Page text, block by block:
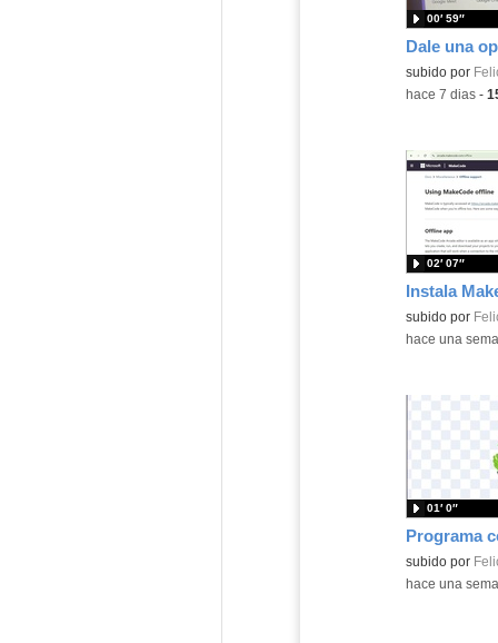
Contenido
subido por
00′ 59″
-hace 7 dias-
Contenido
subido por
02′ 07″
-hace una
Contenido
subido por
01′ 0″
-hace una